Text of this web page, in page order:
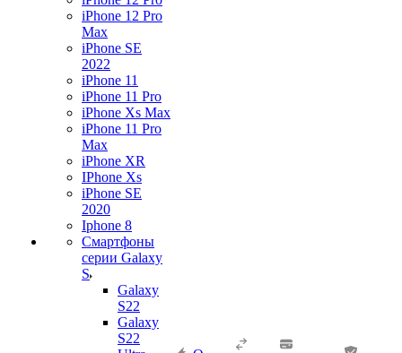
iPhone 12 Pro
Max
iPhone SE
2022
iPhone 11
iPhone 11 Pro
iPhone Xs Max
iPhone 11 Pro
Max
iPhone XR
IPhone Xs
iPhone SE
2020
Iphone 8
Смартфоны
серии Galaxy
S
Galaxy
S22
Galaxy
S22